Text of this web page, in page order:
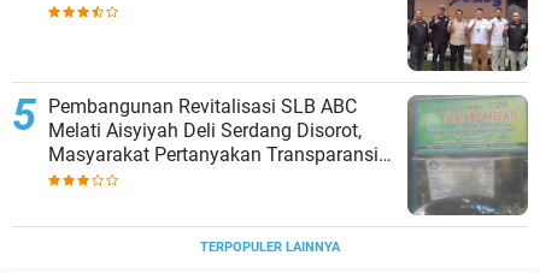
‎Pembangunan Revitalisasi SLB ABC
Melati Aisyiyah Deli Serdang Disorot,
Masyarakat Pertanyakan Transparansi
dan Pagu Anggaran
TERPOPULER LAINNYA